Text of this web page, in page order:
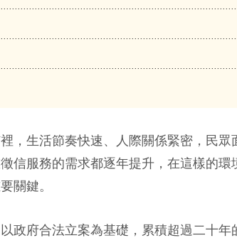
，生活節奏快速、人際關係緊密，民
信服務的需求都逐年提升，在這樣的
關鍵。
政府合法立案為基礎，累積超過二十